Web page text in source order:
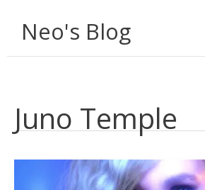
Neo's Blog
Juno Temple